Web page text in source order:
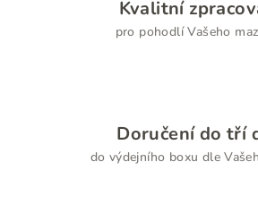
Kvalitní
pro pohodlí Vašeho
Doručení do tří
do výdejního boxu dle